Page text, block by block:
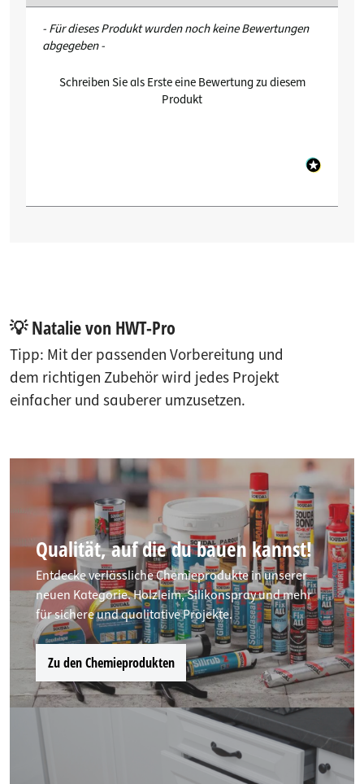
- Für dieses Produkt wurden noch keine Bewertungen
abgegeben -
Schreiben Sie als Erste eine Bewertung zu diesem
Produkt
New content loaded
💡 Natalie von HWT-Pro
Tipp: Mit der passenden Vorbereitung und
dem richtigen Zubehör wird jedes Projekt
einfacher und sauberer umzusetzen.
Qualität, auf die du bauen kannst!
Entdecke verlässliche Chemieprodukte in unserer
neuen Kategorie. Holzleim, Silikonspray und mehr
für sichere und qualitative Projekte.
Zu den Chemieprodukten